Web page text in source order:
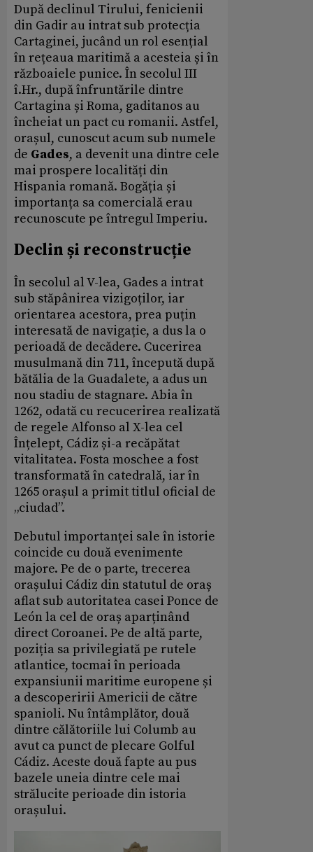
După declinul Tirului, fenicienii
din Gadir au intrat sub protecția
Cartaginei, jucând un rol esențial
în rețeaua maritimă a acesteia și în
războaiele punice. În secolul III
î.Hr., după înfruntările dintre
Cartagina și Roma, gaditanos au
încheiat un pact cu romanii. Astfel,
orașul, cunoscut acum sub numele
de Gades, a devenit una dintre cele
mai prospere localități din
Hispania romană. Bogăția și
importanța sa comercială erau
recunoscute pe întregul Imperiu.
Declin și reconstrucție
În secolul al V-lea, Gades a intrat
sub stăpânirea vizigoților, iar
orientarea acestora, prea puțin
interesată de navigație, a dus la o
perioadă de decădere. Cucerirea
musulmană din 711, începută după
bătălia de la Guadalete, a adus un
nou stadiu de stagnare. Abia în
1262, odată cu recucerirea realizată
de regele Alfonso al X-lea cel
Înțelept, Cádiz și-a recăpătat
vitalitatea. Fosta moschee a fost
transformată în catedrală, iar în
1265 orașul a primit titlul oficial de
„ciudad”.
Debutul importanței sale în istorie
coincide cu două evenimente
majore. Pe de o parte, trecerea
orașului Cádiz din statutul de oraș
aflat sub autoritatea casei Ponce de
León la cel de oraș aparținând
direct Coroanei. Pe de altă parte,
poziția sa privilegiată pe rutele
atlantice, tocmai în perioada
expansiunii maritime europene și
a descoperirii Americii de către
spanioli. Nu întâmplător, două
dintre călătoriile lui Columb au
avut ca punct de plecare Golful
Cádiz. Aceste două fapte au pus
bazele uneia dintre cele mai
strălucite perioade din istoria
orașului.